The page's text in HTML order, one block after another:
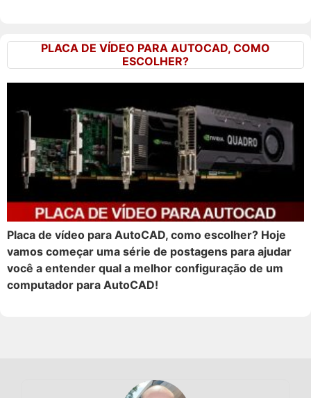
PLACA DE VÍDEO PARA AUTOCAD, COMO
ESCOLHER?
Placa de vídeo para AutoCAD, como escolher? Hoje
vamos começar uma série de postagens para ajudar
você a entender qual a melhor configuração de um
computador para AutoCAD!